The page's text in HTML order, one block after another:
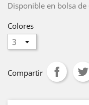
Disponible en bolsa de
Colores
Compartir